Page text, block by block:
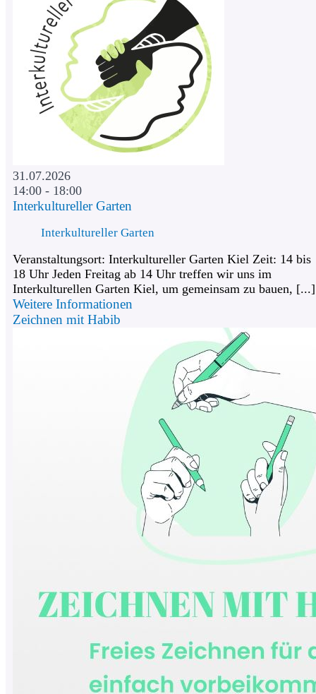
31.07.2026
14:00 - 18:00
Interkultureller Garten
Interkultureller Garten
Veranstaltungsort: Interkultureller Garten Kiel Zeit: 14 bis
18 Uhr Jeden Freitag ab 14 Uhr treffen wir uns im
Interkulturellen Garten Kiel, um gemeinsam zu bauen, [...]
Weitere Informationen
Zeichnen mit Habib